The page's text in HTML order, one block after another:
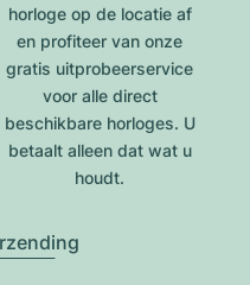
horloge op de locatie af
en profiteer van onze
gratis uitprobeerservice
voor alle direct
beschikbare horloges. U
betaalt alleen dat wat u
houdt.